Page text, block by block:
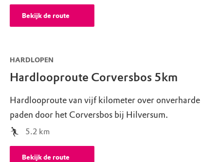
Bekijk de route
HARDLOPEN
Hardlooproute Corversbos 5km
Hardlooproute van vijf kilometer over onverharde
paden door het Corversbos bij Hilversum.
5.2 km
Bekijk de route